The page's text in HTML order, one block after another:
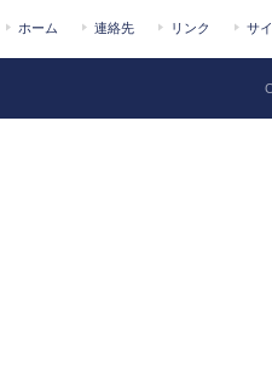
ホーム 連絡先 リンク サ